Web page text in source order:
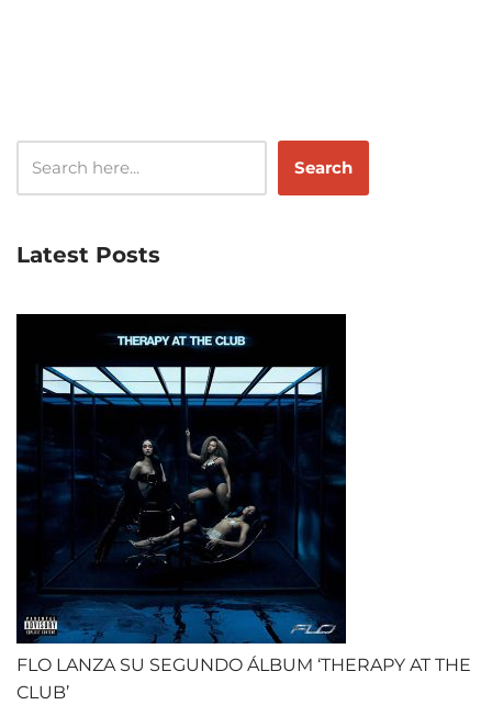
Search
Latest Posts
FLO LANZA SU SEGUNDO ÁLBUM ‘THERAPY AT THE
CLUB’